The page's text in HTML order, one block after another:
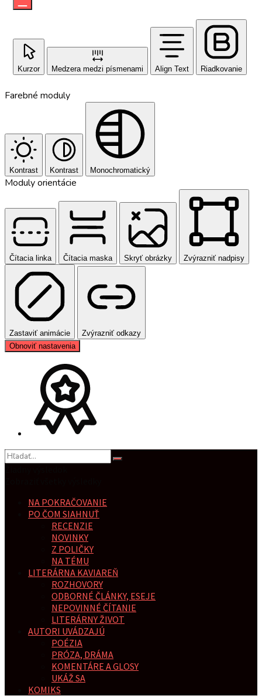
Kurzor Medzera medzi písmenami Align Text Riadkovanie
Farebné moduly
Kontrast Kontrast Monochromatický
Moduly orientácie
Čítacia linka Čítacia maska Skryť obrázky Zvýrazniť nadpisy
Zastaviť animácie
Zvýrazniť odkazy
Obnoviť nastavenia
NA POKRAČOVANIE
PO ČOM SIAHNUŤ
RECENZIE
NOVINKY
Z POLIČKY
NA TÉMU
LITERÁRNA KAVIAREŇ
ROZHOVORY
ODBORNÉ ČLÁNKY, ESEJE
NEPOVINNÉ ČÍTANIE
LITERÁRNY ŽIVOT
AUTORI UVÁDZAJÚ
POÉZIA
PRÓZA, DRÁMA
KOMENTÁRE A GLOSY
UKÁŽ SA
KOMIKS